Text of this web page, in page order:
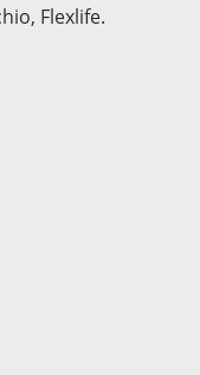
Flexlife.